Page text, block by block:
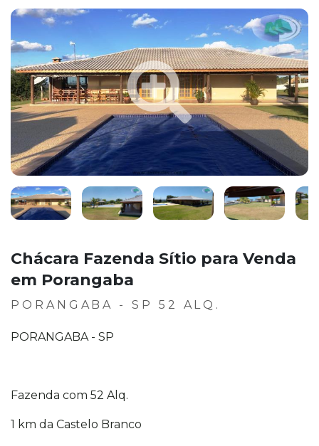
Chácara Fazenda Sítio para Venda
em Porangaba
PORANGABA - SP 52 ALQ.
PORANGABA - SP
Fazenda com 52 Alq.
1 km da Castelo Branco